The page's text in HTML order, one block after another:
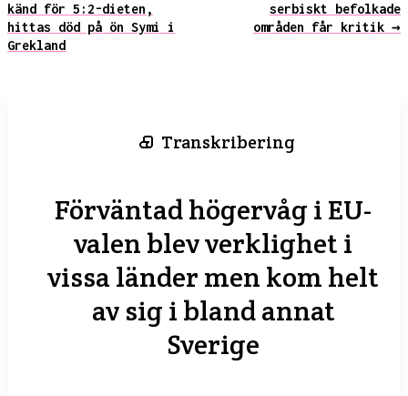
känd för 5:2-dieten,
hittas död på ön Symi i
Grekland
serbiskt befolkade
områden får kritik →
Transkribering
Förväntad högervåg i EU-
valen blev verklighet i
vissa länder men kom helt
av sig i bland annat
Sverige